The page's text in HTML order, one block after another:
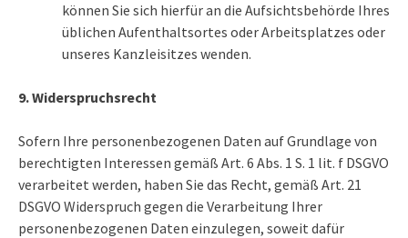
können Sie sich hierfür an die Aufsichtsbehörde Ihres
üblichen Aufenthaltsortes oder Arbeitsplatzes oder
unseres Kanzleisitzes wenden.
9. Widerspruchsrecht
Sofern Ihre personenbezogenen Daten auf Grundlage von
berechtigten Interessen gemäß Art. 6 Abs. 1 S. 1 lit. f DSGVO
verarbeitet werden, haben Sie das Recht, gemäß Art. 21
DSGVO Widerspruch gegen die Verarbeitung Ihrer
personenbezogenen Daten einzulegen, soweit dafür